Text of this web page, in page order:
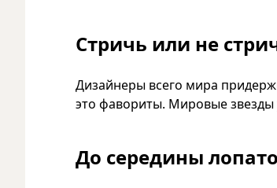
Стричь или не
Дизайнеры всего мира
это фавориты. Мировые
До середины